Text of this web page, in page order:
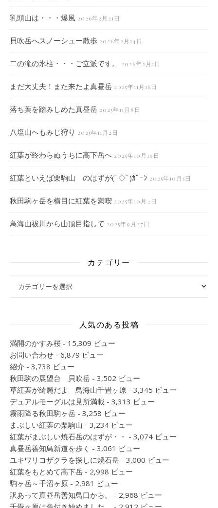
乳頭山は・・・爆風 2026年2月21日
貝吹岳へスノーシュー散歩 2026年2月14日
二の滝の氷柱・・・ご立派です。 2026年2月1日
まだ大丈夫！また来たよ真昼岳 2025年11月16日
落ち葉を踏みしめた真昼岳 2025年11月8日
八塩山へもみじ狩り 2025年11月2日
紅葉が終わらぬうちに高下岳へ 2025年10月19日
紅葉といえば栗駒山 のはずが(ﾟ◇ﾟ)ｶﾞｰﾝ 2025年10月5日
秋田駒ヶ岳を横目に紅葉を満喫 2025年10月4日
鳥海山祓川から山頂目指して 2025年9月27日
カテゴリー
人気のある投稿
満開のかすみ桜 - 15,309 ビュー
お問い合わせ - 6,879 ビュー
紹介 - 3,738 ビュー
秋田駒の展望台 貝吹岳 - 3,502 ビュー
草紅葉が綺麗だよ 鳥海山千畳ヶ原 - 3,345 ビュー
デュアルモーグルは見所満載 - 3,313 ビュー
霧雨降る秋田駒ヶ岳 - 3,258 ビュー
まぶしい紅葉の栗駒山 - 3,234 ビュー
紅葉がまぶしい焼石岳のはずが・・ - 3,074 ビュー
真昼岳善知鳥新道を歩く - 3,061 ビュー
ユキワリコザクラを探しに焼石岳 - 3,000 ビュー
紅葉をもとめて高下岳 - 2,998 ビュー
駒ヶ岳～千沼ヶ原 - 2,981 ビュー
訳あって真昼岳善知鳥口から。
- 2,968 ビュー